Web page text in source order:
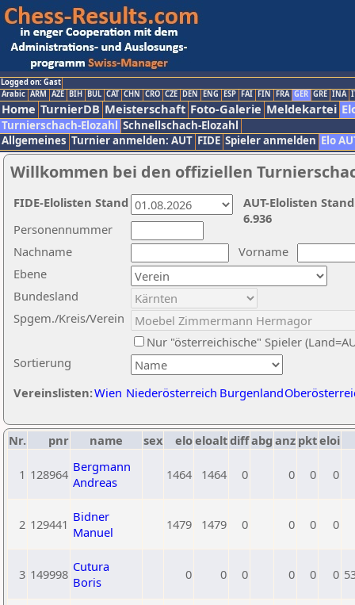
Logged on: Gast
Arabic ARM AZE BIH BUL CAT CHN CRO CZE DEN ENG ESP FAI FIN FRA GER GRE INA
Home TurnierDB Meisterschaft Foto-Galerie Meldekartei
Turnierschach-Elozahl Schnellschach-Elozahl
Allgemeines Turnier anmelden: AUT FIDE Spieler anmelden Elo
Willkommen bei den offiziellen
Nachname
Vorname
Ebene
Sortierung
Personennummer
Bundesland
Spgem./Kreis/Verein
Nur "österreichische" Spieler
Vereinslisten:Wien Niederösterreich Burgenland
AUT-Elolisten
6.936
FIDE-Elolisten Stand
Nr. pnr name sex eloeloaltdiffabg anz pkteloi
1 128964 Bergmann
Andreas
1464 1464 0 0 0 0
2 129441 Bidner
Manuel
1479 1479 0 0 0 0
3 149998 Cutura
Boris
0 0 0 0 0 0